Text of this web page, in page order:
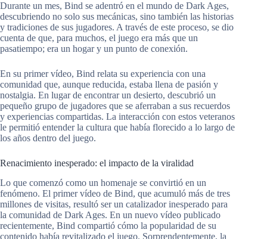
Durante un mes, Bind se adentró en el mundo de Dark Ages,
descubriendo no solo sus mecánicas, sino también las historias
y tradiciones de sus jugadores. A través de este proceso, se dio
cuenta de que, para muchos, el juego era más que un
pasatiempo; era un hogar y un punto de conexión.
En su primer vídeo, Bind relata su experiencia con una
comunidad que, aunque reducida, estaba llena de pasión y
nostalgia. En lugar de encontrar un desierto, descubrió un
pequeño grupo de jugadores que se aferraban a sus recuerdos
y experiencias compartidas. La interacción con estos veteranos
le permitió entender la cultura que había florecido a lo largo de
los años dentro del juego.
Renacimiento inesperado: el impacto de la viralidad
Lo que comenzó como un homenaje se convirtió en un
fenómeno. El primer vídeo de Bind, que acumuló más de tres
millones de visitas, resultó ser un catalizador inesperado para
la comunidad de Dark Ages. En un nuevo vídeo publicado
recientemente, Bind compartió cómo la popularidad de su
contenido había revitalizado el juego. Sorprendentemente, la